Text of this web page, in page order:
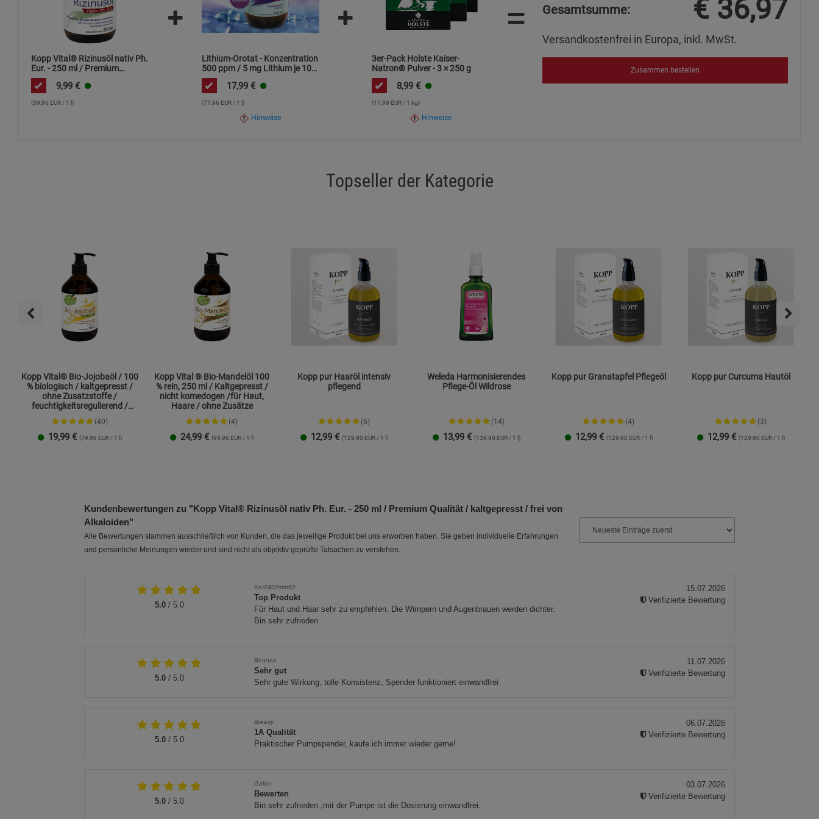
Kopp Vital® Rizinusöl nativ Ph.
Eur. - 250 ml / Premium
Qualität / kaltgepresst / frei
von Alkaloiden
9,99 €
(39,96 EUR / 1 l)
Lithium-Orotat - Konzentration
500 ppm / 5 mg Lithium je 10
ml / hochdosiert
17,99 €
(71,96 EUR / 1 l)
Hinweise
3er-Pack Holste Kaiser-
Natron® Pulver - 3 × 250 g
8,99 €
(11,99 EUR / 1 kg)
Hinweise
= Gesamtsumme: € 36,97
Versandkostenfrei in Europa, inkl. MwSt.
Zusammen bestellen
Topseller der Kategorie
Kopp Vital® Bio-Jojobaöl / 100
% biologisch / kaltgepresst /
ohne Zusatzstoffe /
feuchtigkeitsregulierend /
Hautpflege
(40)
19,99 € (79,96 EUR / 1 l)
Kopp Vital ® Bio-Mandelöl 100
% rein, 250 ml / Kaltgepresst /
nicht komedogen /für Haut,
Haare / ohne Zusätze
(4)
24,99 € (99,96 EUR / 1 l)
Kopp pur Haaröl intensiv
pflegend
(6)
12,99 € (129,90 EUR / 1 l)
Weleda Harmonisierendes
Pflege-Öl Wildrose
(14)
13,99 € (139,90 EUR / 1 l)
Kopp pur Granatapfel Pflegeöl
(4)
12,99 € (129,90 EUR / 1 l)
Kopp pur Curcuma Hautöl
(3)
12,99 € (129,90 EUR / 1 l)
Kundenbewertungen zu "Kopp Vital® Rizinusöl nativ Ph. Eur. - 250 ml / Premium Qualität / kaltgepresst / frei von
Alkaloiden"
Alle Bewertungen stammen ausschließlich von Kunden, die das jeweilige Produkt bei uns erworben haben. Sie geben individuelle Erfahrungen
und persönliche Meinungen wieder und sind nicht als objektiv geprüfte Tatsachen zu verstehen.
5.0/ 5.0
Ker2402stin62
Top Produkt
Für Haut und Haar sehr zu empfehlen. Die Wimpern und Augenbrauen werden dichter.
Bin sehr zufrieden
15.07.2026
Verifizierte Bewertung
5.0/ 5.0
Beanna
Sehr gut
Sehr gute Wirkung, tolle Konsistenz, Spender funktioniert einwandfrei
11.07.2026
Verifizierte Bewertung
5.0/ 5.0
Breezy
1A Qualität
Praktischer Pumpspender, kaufe ich immer wieder gerne!
06.07.2026
Verifizierte Bewertung
5.0/ 5.0
Gaber
Bewerten
Bin sehr zufrieden ,mit der Pumpe ist die Dosierung einwandfrei.
03.07.2026
Verifizierte Bewertung
Statistik Cookies (2) Statistik Cookies
Beschreibung Statistik Cookies
Marketing Cookies (3)
Beschreibung Marketing Cookies
Cookie-Informationen